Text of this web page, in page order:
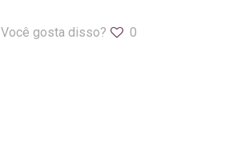
Você gosta disso? 0